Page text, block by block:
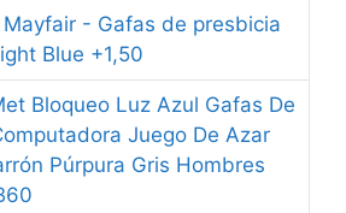
- Gafas de presbicia
Blue +1,50
Bloqueo Luz Azul Gafas De
Juego De Azar
Púrpura Gris Hombres